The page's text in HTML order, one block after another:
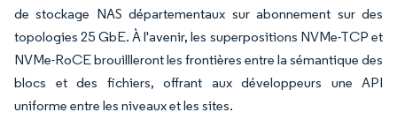
de stockage NAS départementaux sur abonnement sur des
topologies 25 GbE. À l'avenir, les superpositions NVMe-TCP et
NVMe-RoCE brouillleront les frontières entre la sémantique des
blocs et des fichiers, offrant aux développeurs une API
uniforme entre les niveaux et les sites.